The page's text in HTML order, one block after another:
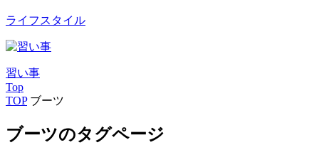
ライフスタイル
習い事
Top
TOP ブーツ
ブーツのタグページ